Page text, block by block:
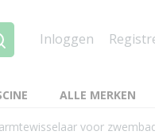
Inloggen
ALLE MERKEN
voor